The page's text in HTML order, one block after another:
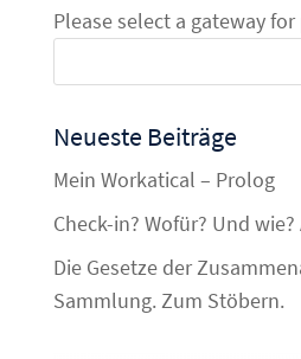
Please select a gateway
Neueste Beiträge
Mein Workatical – Prolog
Check-in? Wofür? Und
Die Gesetze der
Sammlung. Zum Stöbern.